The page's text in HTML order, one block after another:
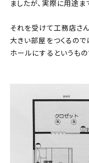
ましたが、実際に用途
それを受けて工務店さ
大きい部屋をつくるの
ホールにするというもの